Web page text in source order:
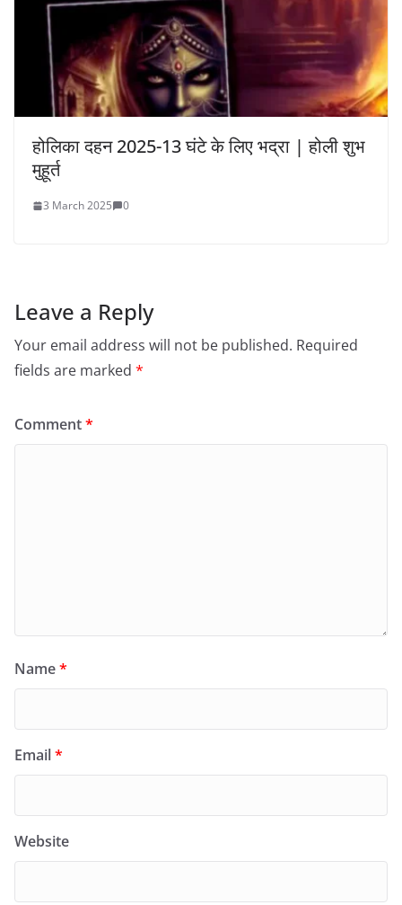
होलिका दहन 2025-13 घंटे के लिए भद्रा | होली शुभ
मुहूर्त
3 March 2025 0
Leave a Reply
Your email address will not be published. Required
fields are marked *
Comment*
Name*
Email*
Website